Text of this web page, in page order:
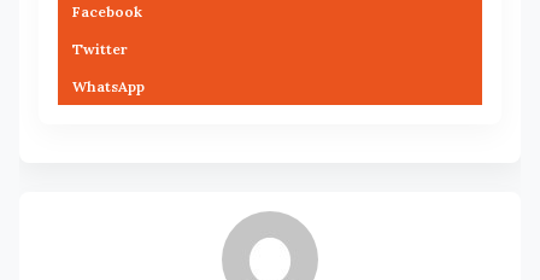
Facebook
Twitter
WhatsApp